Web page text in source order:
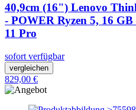
40,9cm (16") Lenovo
- POWER Ryzen 5, 16
11 Pro
sofort verfügbar
vergleichen
829,00 €